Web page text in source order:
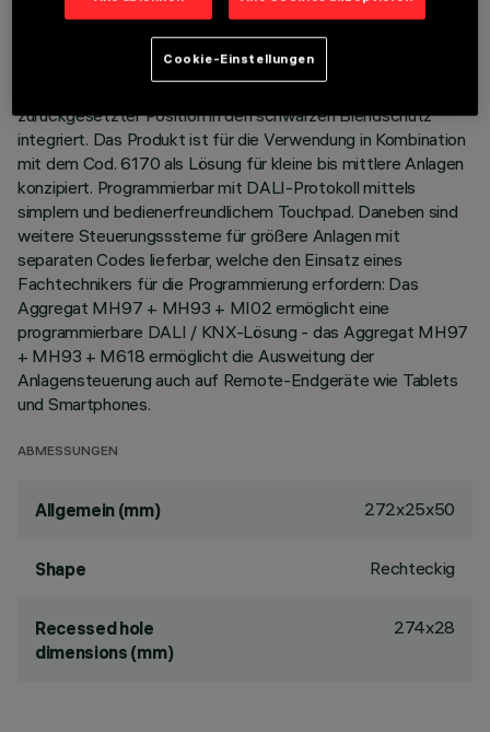
gleichförmig. Hauptkorpus mit strahlender Oberfläche aus
Aluminiumdruckguss; rahmenlose Ausführung (frameless) für
die bündig mit der Decke abschließende Montage. Opti
zurückgesetzter Position in den schwarzen Blendschutz
integriert. Das Produkt ist für die Verwendung in Kombination
mit dem Cod. 6170 als Lösung für kleine bis mittlere Anlagen
konzipiert. Programmierbar mit DALI-Protokoll mittels
simplem und bedienerfreundlichem Touchpad. Daneben sind
weitere Steuerungsssteme für größere Anlagen mit
separaten Codes lieferbar, welche den Einsatz eines
Fachtechnikers für die Programmierung erfordern: Das
Aggregat MH97 + MH93 + MI02 ermöglicht eine
programmierbare DALI / KNX-Lösung - das Aggregat MH97
+ MH93 + M618 ermöglicht die Ausweitung der
Anlagensteuerung auch auf Remote-Endgeräte wie Tablets
und Smartphones.
ABMESSUNGEN
Allgemein (mm) 272x25x50
Shape Rechteckig
Recessed hole
dimensions (mm)
274x28
Cookie-Einstellungen